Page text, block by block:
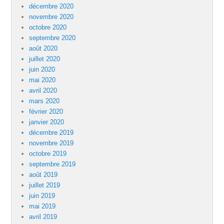
décembre 2020
novembre 2020
octobre 2020
septembre 2020
août 2020
juillet 2020
juin 2020
mai 2020
avril 2020
mars 2020
février 2020
janvier 2020
décembre 2019
novembre 2019
octobre 2019
septembre 2019
août 2019
juillet 2019
juin 2019
mai 2019
avril 2019